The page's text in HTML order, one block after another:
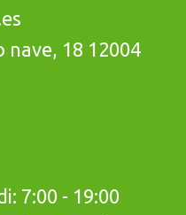
nave, 18 12004
7:00 - 19:00